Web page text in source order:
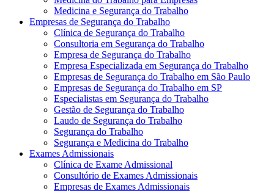
Medicina e Segurança do Trabalho
Empresas de Segurança do Trabalho
Clínica de Segurança do Trabalho
Consultoria em Segurança do Trabalho
Empresa de Segurança do Trabalho
Empresa Especializada em Segurança do Trabalho
Empresas de Segurança do Trabalho em São Paulo
Empresas de Segurança do Trabalho em SP
Especialistas em Segurança do Trabalho
Gestão de Segurança do Trabalho
Laudo de Segurança do Trabalho
Segurança do Trabalho
Segurança e Medicina do Trabalho
Exames Admissionais
Clínica de Exame Admissional
Consultório de Exames Admissionais
Empresas de Exames Admissionais